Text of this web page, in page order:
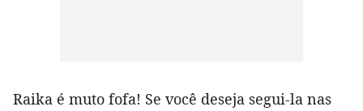
Raika é muto fofa! Se você deseja segui-la nas